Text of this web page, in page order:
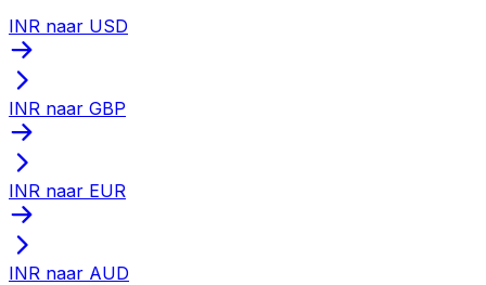
INR naar USD
INR naar GBP
INR naar EUR
INR naar AUD